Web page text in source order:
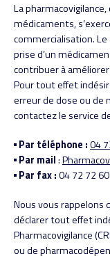
La
médicaments,
commercialisation.
prise d’un
contribuer à
Pour tout effet
erreur de dose ou de
contactez le service de
Par téléphone :04
Par mail:
Par fax :04 72 72
Nous vous rappelons
déclarer tout effet
Pharmacovigilance
ou de